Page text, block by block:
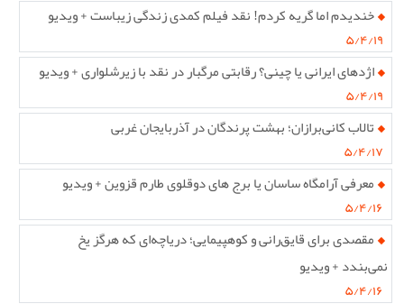
خندیدم اما گریه کردم! نقد فیلم کمدی زندگی زیباست + ویدیو
۵/۴/۱۹
اژدهای ایرانی یا چینی؟ رقابتی مرگبار در نقد با زیرشلواری + ویدیو
۵/۴/۱۹
تالاب کانی‌برازان؛ بهشت پرندگان در آذربایجان غربی
۵/۴/۱۷
معرفی آرامگاه ساسان یا برج های دوقلوی طارم قزوین + ویدیو
۵/۴/۱۶
مقصدی برای قایق‌رانی و کوهپیمایی؛ دریاچه‌ای که هرگز یخ
نمی‌بندد + ویدیو
۵/۴/۱۶